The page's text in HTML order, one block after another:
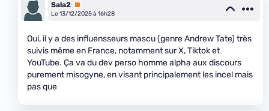
Sala2 Premium
Le 13/12/2025 à 16h28
Oui, il y a des influensseurs mascu (genre Andrew Tate) très
suivis même en France, notamment sur X, Tiktok et
YouTube. Ça va du dev perso homme alpha aux discours
purement misogyne, en visant principalement les incel mais
pas que